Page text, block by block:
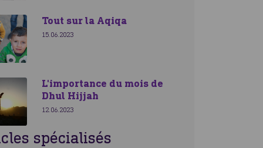
Tout sur la Aqiqa
15.06.2023
L'importance du mois de
Dhul Hijjah
12.06.2023
spécialisés